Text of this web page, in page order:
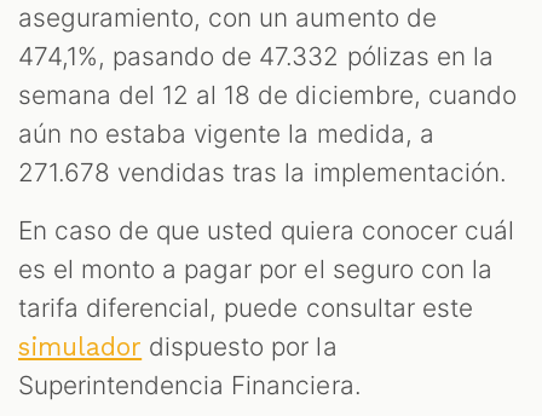
aseguramiento, con un aumento de
474,1%, pasando de 47.332 pólizas en la
semana del 12 al 18 de diciembre, cuando
aún no estaba vigente la medida, a
271.678 vendidas tras la implementación.
En caso de que usted quiera conocer cuál
es el monto a pagar por el seguro con la
tarifa diferencial, puede consultar este
simulador dispuesto por la
Superintendencia Financiera.